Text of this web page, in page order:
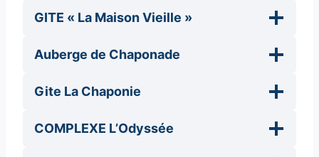
GITE « La Maison Vieille »
Auberge de Chaponade
Gite La Chaponie
COMPLEXE L’Odyssée